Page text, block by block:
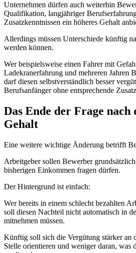
Unternehmen dürfen auch weiterhin
Qualifikation, langjähriger
Zusatzkenntnissen ein höheres Gehalt
Allerdings müssen Unterschiede künftig
werden können.
Wer beispielsweise einen Fahrer mit
Ladekranerfahrung und mehreren Jahren
darf diesen selbstverständlich besser
Berufsanfänger ohne entsprechende
Das Ende der Frage nach
Gehalt
Eine weitere wichtige Änderung betrifft
Arbeitgeber sollen Bewerber
bisherigen Einkommen fragen dürfen.
Der Hintergrund ist einfach:
Wer bereits in einem schlecht bezahlten
soll diesen Nachteil nicht automatisch in
mitnehmen müssen.
Künftig soll sich die Vergütung stärker an
Stelle orientieren und weniger daran, was